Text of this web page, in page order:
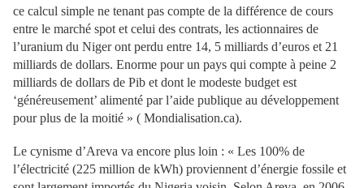
ce calcul simple ne tenant pas compte de la différence de cours
entre le marché spot et celui des contrats, les actionnaires de
l’uranium du Niger ont perdu entre 14, 5 milliards d’euros et 21
milliards de dollars. Enorme pour un pays qui compte à peine 2
milliards de dollars de Pib et dont le modeste budget est
‘généreusement’ alimenté par l’aide publique au développement
pour plus de la moitié » ( Mondialisation.ca).
Le cynisme d’Areva va encore plus loin : « Les 100% de
l’électricité (225 million de kWh) proviennent d’énergie fossile et